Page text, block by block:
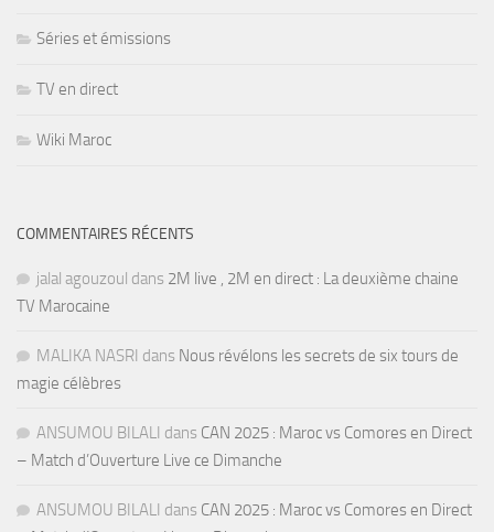
Séries et émissions
TV en direct
Wiki Maroc
COMMENTAIRES RÉCENTS
jalal agouzoul dans 2M live , 2M en direct : La deuxième chaine
TV Marocaine
MALIKA NASRI dans Nous révélons les secrets de six tours de
magie célèbres
ANSUMOU BILALI dans CAN 2025 : Maroc vs Comores en Direct
– Match d’Ouverture Live ce Dimanche
ANSUMOU BILALI dans CAN 2025 : Maroc vs Comores en Direct